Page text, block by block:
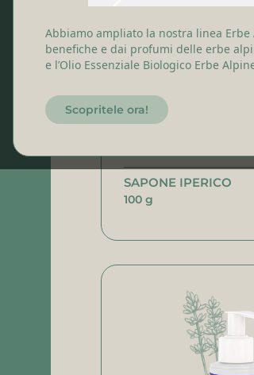
Crema
SAPONE IPERICO
100 g
Abbiamo ampliato la nostra linea
benefiche e dai profumi delle erbe
e l’Olio Essenziale Biologico Erbe
Scopritele ora!